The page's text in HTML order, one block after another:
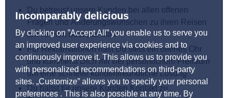
Incomparably delicious
By clicking on ”Accept All” you enable us to serve you
an improved user experience via cookies and to
continuously improve it. This allows us to provide you
with personalized recommendations on third-party
sites. „Customize” allows you to specify your personal
preferences . This is also possible at any time. By
Du betreust unsere Kunden bei allen offenen
Fragen und Änderungswünschen zu ihren Reisen
am Telefon oder per Mail
Für Reklamationen hast Du stets ein offenes Ohr
und kümmerst Dich mit viel persönlichem Freiraum
um eine schnelle kundenfreundliche Lösung
Du hältst für unsere Kunden Kontakt zu